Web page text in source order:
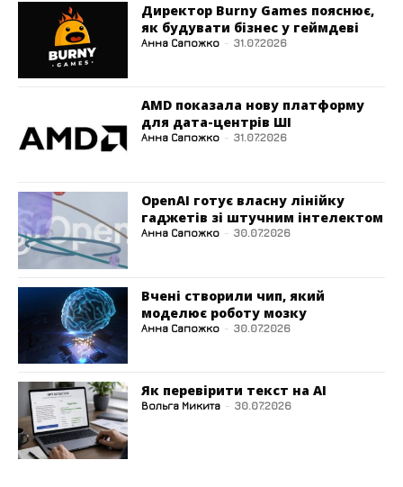
Директор Burny Games пояснює,
як будувати бізнес у геймдеві
Анна Сапожко - 31.07.2026
AMD показала нову платформу
для дата-центрів ШІ
Анна Сапожко - 31.07.2026
OpenAI готує власну лінійку
гаджетів зі штучним інтелектом
Анна Сапожко - 30.07.2026
Вчені створили чип, який
моделює роботу мозку
Анна Сапожко - 30.07.2026
Як перевірити текст на AI
Вольга Микита - 30.07.2026